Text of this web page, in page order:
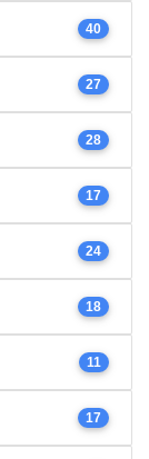
40
27
28
17
24
18
11
17